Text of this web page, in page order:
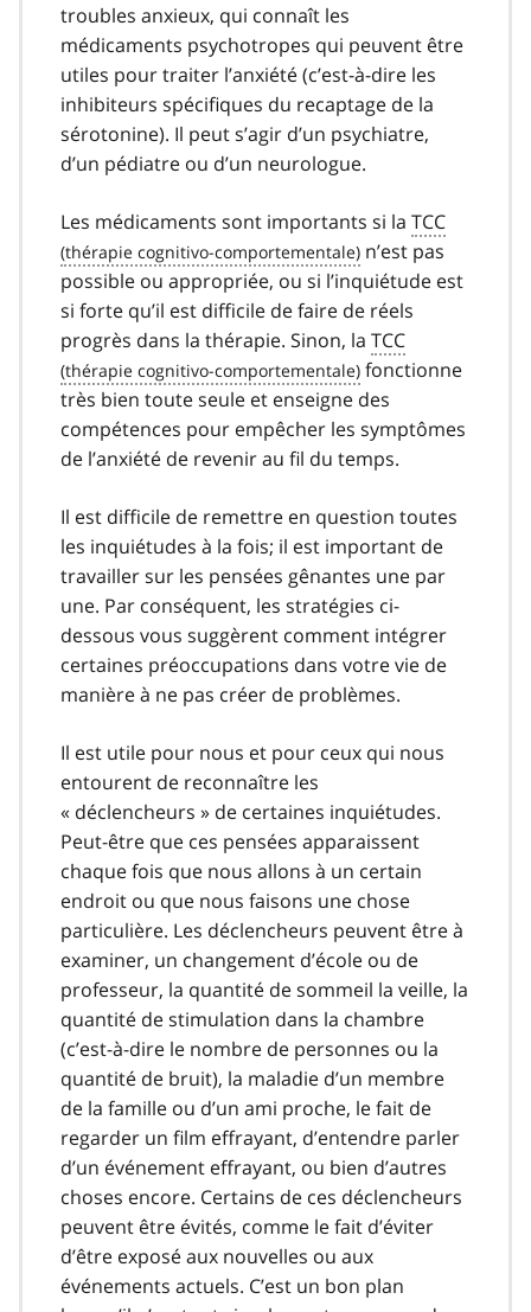
troubles anxieux, qui connaît les
médicaments psychotropes qui peuvent être
utiles pour traiter l’anxiété (c’est-à-dire les
inhibiteurs spécifiques du recaptage de la
sérotonine). Il peut s’agir d’un psychiatre,
d’un pédiatre ou d’un neurologue.
Les médicaments sont importants si la TCC
n’est pas
possible ou appropriée, ou si l’inquiétude est
si forte qu’il est difficile de faire de réels
progrès dans la thérapie. Sinon, la TCC
fonctionne
très bien toute seule et enseigne des
compétences pour empêcher les symptômes
de l’anxiété de revenir au fil du temps.
Il est difficile de remettre en question toutes
les inquiétudes à la fois; il est important de
travailler sur les pensées gênantes une par
une. Par conséquent, les stratégies ci-
dessous vous suggèrent comment intégrer
certaines préoccupations dans votre vie de
manière à ne pas créer de problèmes.
Il est utile pour nous et pour ceux qui nous
entourent de reconnaître les
« déclencheurs » de certaines inquiétudes.
Peut-être que ces pensées apparaissent
chaque fois que nous allons à un certain
endroit ou que nous faisons une chose
particulière. Les déclencheurs peuvent être à
examiner, un changement d’école ou de
professeur, la quantité de sommeil la veille, la
quantité de stimulation dans la chambre
(c’est-à-dire le nombre de personnes ou la
quantité de bruit), la maladie d’un membre
de la famille ou d’un ami proche, le fait de
regarder un film effrayant, d’entendre parler
d’un événement effrayant, ou bien d’autres
choses encore. Certains de ces déclencheurs
peuvent être évités, comme le fait d’éviter
d’être exposé aux nouvelles ou aux
événements actuels. C’est un bon plan